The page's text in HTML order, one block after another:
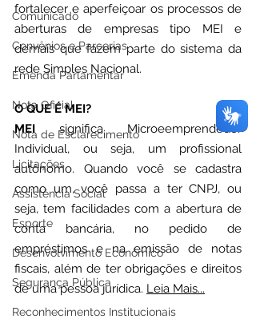
Comunicado
Convênios e Parcerias
Emenda Parlamentar
Nota Oficial
Nota de Esclarecimento
Licitações
Assistência Social
Esporte
Desenvolvimento Econômico
Segurança Pública
Reconhecimentos Institucionais
fortalecer e aperfeiçoar os processos de
aberturas de empresas tipo MEI e
demais que fazem parte do sistema da
rede Simples Nacional.
O QUE É MEI?
MEI significa Microeemprendedor
Individual, ou seja, um profissional
autônomo. Quando você se cadastra
como um, você passa a ter CNPJ, ou
seja, tem facilidades com a abertura de
conta bancária, no pedido de
empréstimos e na emissão de notas
fiscais, além de ter obrigações e direitos
de uma pessoa jurídica. Leia Mais...